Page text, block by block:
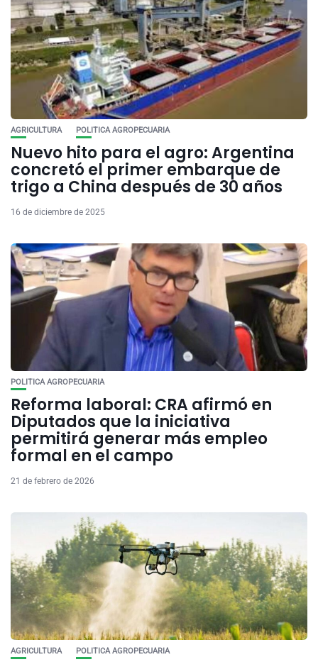
AGRICULTURA POLITICA AGROPECUARIA
Nuevo hito para el agro: Argentina
concretó el primer embarque de
trigo a China después de 30 años
16 de diciembre de 2025
POLITICA AGROPECUARIA
Reforma laboral: CRA afirmó en
Diputados que la iniciativa
permitirá generar más empleo
formal en el campo
21 de febrero de 2026
AGRICULTURA POLITICA AGROPECUARIA